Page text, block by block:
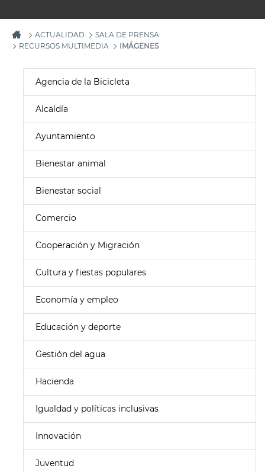
ACTUALIDAD
SALA DE PRENSA
RECURSOS MULTIMEDIA
IMÁGENES
Agencia de la Bicicleta
Alcaldía
Ayuntamiento
Bienestar animal
Bienestar social
Comercio
Cooperación y Migración
Cultura y fiestas populares
Economía y empleo
Educación y deporte
Gestión del agua
Hacienda
Igualdad y políticas inclusivas
Innovación
Juventud